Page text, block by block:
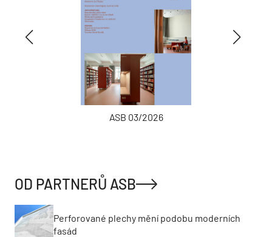
ASB 03/2026
OD PARTNERŮ ASB
Perforované plechy mění podobu moderních
fasád